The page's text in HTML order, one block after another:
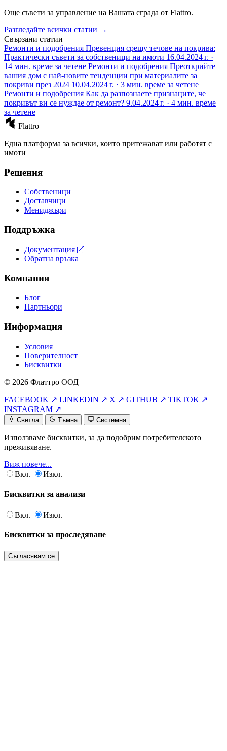
Още съвети за управление на Вашата сграда от Flattro.
Разгледайте всички статии →
Свързани статии
Ремонти и подобрения Превенция срещу течове на покрива:
Практически съвети за собственици на имоти 16.04.2024 г. ·
14 мин. време за четене Ремонти и подобрения Преоткрийте
вашия дом с най-новите тенденции при материалите за
покриви през 2024 10.04.2024 г. · 3 мин. време за четене
Ремонти и подобрения Как да разпознаете признаците, че
покривът ви се нуждае от ремонт? 9.04.2024 г. · 4 мин. време
за четене
Flattro
Една платформа за всички, които притежават или работят с
имоти
Решения
Собственици
Доставчици
Мениджъри
Поддръжка
Документация
Обратна връзка
Компания
Блог
Партньори
Информация
Условия
Поверителност
Бисквитки
© 2026 Флаттро ООД
FACEBOOK ↗ LINKEDIN ↗ X ↗ GITHUB ↗ TIKTOK ↗
INSTAGRAM ↗
Светла Тъмна Системна
Използваме бисквитки, за да подобрим потребителското
преживяване.
Виж повече...
Вкл.
Изкл.
Бисквитки за анализи
Вкл. Изкл.
Бисквитки за проследяване
Съгласявам се